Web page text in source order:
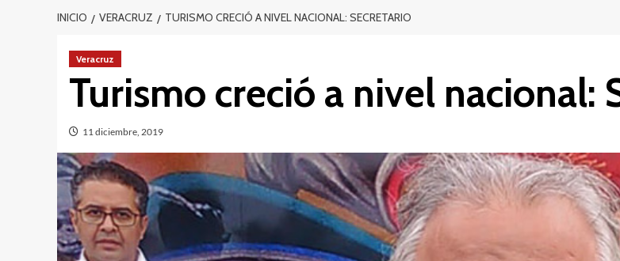
INICIO VERACRUZ TURISMO CRECIÓ A NIVEL NACIONAL: SECRETARIO
Veracruz
Turismo creció a nivel nacional:
11 diciembre, 2019